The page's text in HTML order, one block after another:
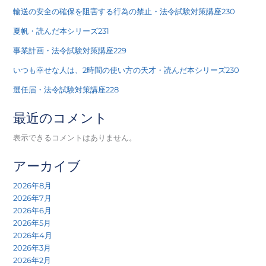
輸送の安全の確保を阻害する行為の禁止・法令試験対策講座230
夏帆・読んだ本シリーズ231
事業計画・法令試験対策講座229
いつも幸せな人は、2時間の使い方の天才・読んだ本シリーズ230
選任届・法令試験対策講座228
最近のコメント
表示できるコメントはありません。
アーカイブ
2026年8月
2026年7月
2026年6月
2026年5月
2026年4月
2026年3月
2026年2月